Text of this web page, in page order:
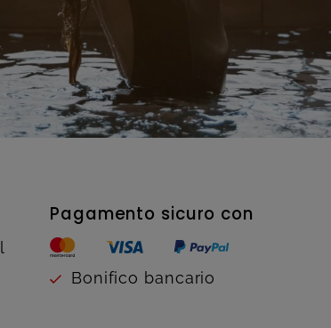
Pagamento sicuro con
Bonifico bancario